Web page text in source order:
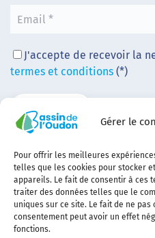
Gérer le
Pour offrir les meilleures
telles que les cookies pour stocker
appareils. Le fait de consentir à ces
traiter des données telles que le
uniques sur ce site. Le fait de ne
consentement peut avoir un effet
fonctions.
J'accepte de recevoir la
termes et conditions (*)